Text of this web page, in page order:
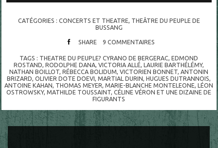
CATÉGORIES : CONCERTS ET THEATRE THEÂTRE DU PEUPLE DE
BUSSANG
SHARE 9 COMMENTAIRES
TAGS : THEATRE DU PEUPLE? CYRANO DE BERGERAC ,EDMOND
ROSTAND ,RODOLPHE DANA ,VICTORIA ALLÉ ,LAURIE BARTHÉLÉMY,
NATHAN BOILLOT ,RÉBECCA BOLIDUM ,VICTORIEN BONNET ANTONIN
BRIZARD ,OLIVIER DOTE DOEVI ,MARTIAL DURIN ,HUGUES DUTRANNOIS
ANTOINE KAHAN THOMAS MEYER ,MARIE-BLANCHE MONTELEONE ,LÉON
OSTROWSKY,MATHILDE TOUSSAINT ,CÉLINE VÉRON ET UNE DIZAINE DE
FIGURANTS